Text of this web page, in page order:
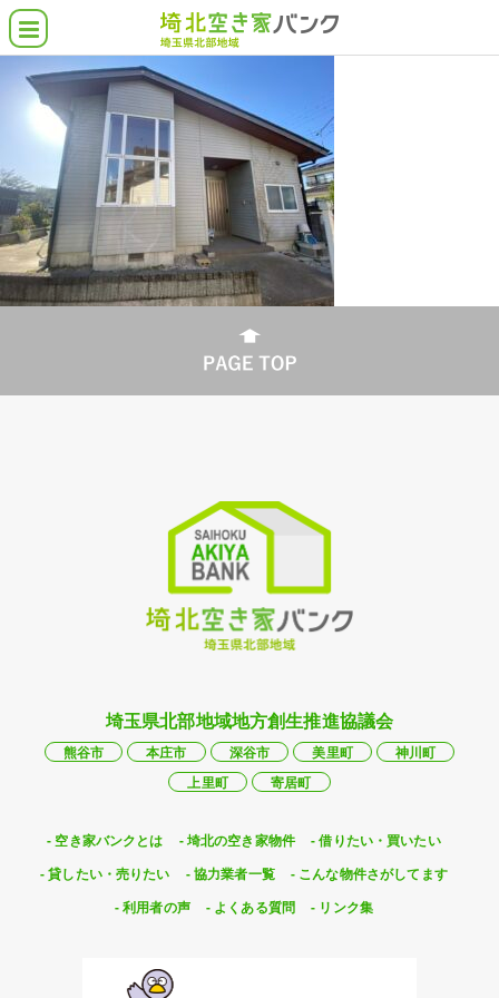
空き家バンクとは
埼北の空き家物件
借りたい・買いたい
貸したい・売りたい
こんな物件さがしてます
各市町の支援施策
よくある質問
協力業者について
埼玉県北部地域地方創生推進協議会
熊谷市 本庄市 深谷市 美里町
神川町
上里町
寄居町
空き家バンクとは 埼北の空き家物件
借りたい・買いたい
貸したい・売りたい
協力業者一覧
こんな物件さがしてます
利用者の声
よくある質問 リンク集